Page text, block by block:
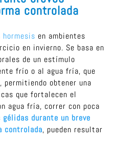
controlada
hormesis en ambientes
en invierno. Se basa en
de un estímulo
frío o al agua fría, que
permitiendo obtener una
que fortalecen el
agua fría, correr con poca
gélidas durante un breve
controlada, pueden resultar